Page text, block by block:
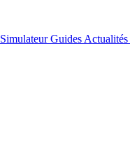
SimulateurGuides Actualités